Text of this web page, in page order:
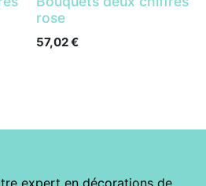
rose
57,02€
expert en décorations de